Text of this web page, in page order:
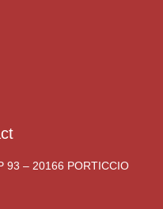
93 – 20166 PORTICCIO